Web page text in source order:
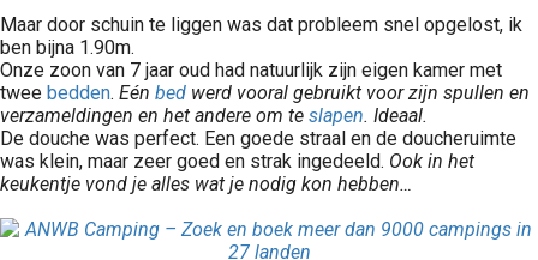
Maar door schuin te liggen was dat probleem snel opgelost, ik
ben bijna 1.90m.
Onze zoon van 7 jaar oud had natuurlijk zijn eigen kamer met
twee bedden. Eén bed werd vooral gebruikt voor zijn spullen en
verzameldingen en het andere om te slapen. Ideaal.
De douche was perfect. Een goede straal en de doucheruimte
was klein, maar zeer goed en strak ingedeeld. Ook in het
keukentje vond je alles wat je nodig kon hebben…